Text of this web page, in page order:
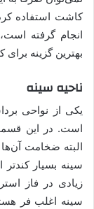
کاشت استفاده
انجام گرفته
بهترین گزینه
ناحیه سینه
است. در این
البته ضخامت
سینه بسیار
زیادی در فاز